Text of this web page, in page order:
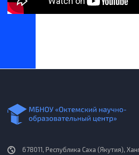
678011, Республика Саха (Якутия),